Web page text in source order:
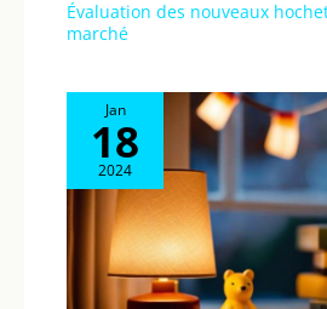
Évaluation des nouveaux
marché
Jan
18
2024